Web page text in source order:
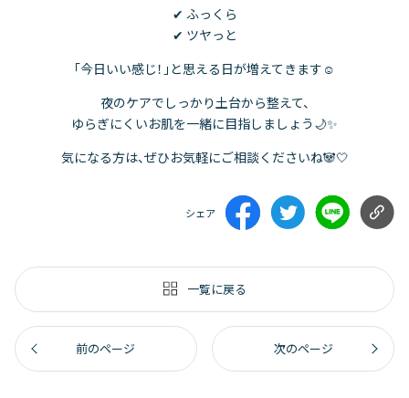
✔ ふっくら
✔ ツヤっと
「今日いい感じ！」と思える日が増えてきます☺️
夜のケアでしっかり土台から整えて、
ゆらぎにくいお肌を一緒に目指しましょう🌙✨
気になる方は、ぜひお気軽にご相談くださいね🐼🤍
シェア
前のページ
一覧に戻る
次のページ